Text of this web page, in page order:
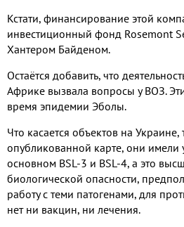
Кстати, финансирование этой
инвестиционный фонд Rosemont
Хантером Байденом.
Остаётся добавить, что
Африке вызвала вопросы у ВОЗ.
время эпидемии Эболы.
Что касается объектов на Украине,
опубликованной карте, они имели
основном BSL-3 и BSL-4, а это
биологической опасности,
работу с теми патогенами, для
нет ни вакцин, ни лечения.